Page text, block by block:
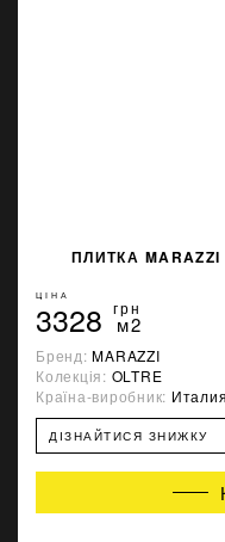
ПЛИТКА MARAZZI
ЦІНА
3328 грн
м2
Бренд:MARAZZI
Колекція: OLTRE
Країна-виробник: Италия
ДІЗНАЙТИСЯ ЗНИЖКУ